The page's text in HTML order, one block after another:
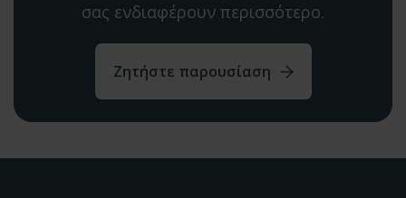
σας ενδιαφέρουν περισσότερο.
Ζητήστε παρουσίαση